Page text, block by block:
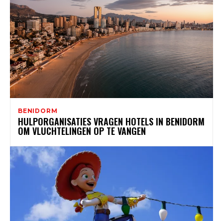
BENIDORM
HULPORGANISATIES VRAGEN HOTELS IN BENIDORM
OM VLUCHTELINGEN OP TE VANGEN